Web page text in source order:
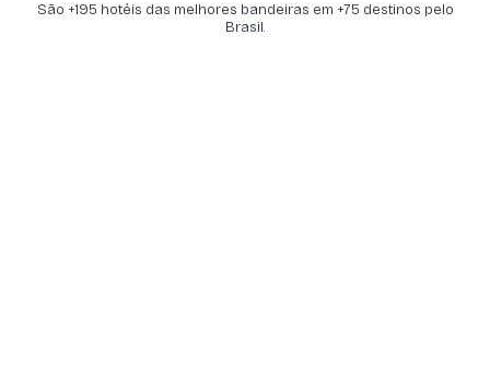
São +195 hotéis das melhores bandeiras em +75 destinos pelo
Brasil.